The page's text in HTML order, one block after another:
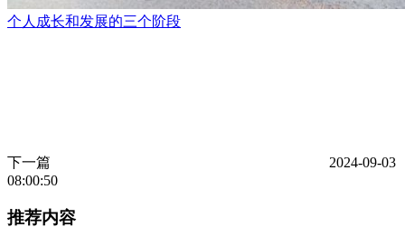
个人成长和发展的三个阶段
下一篇
2024-09-03
08:00:50
推荐内容